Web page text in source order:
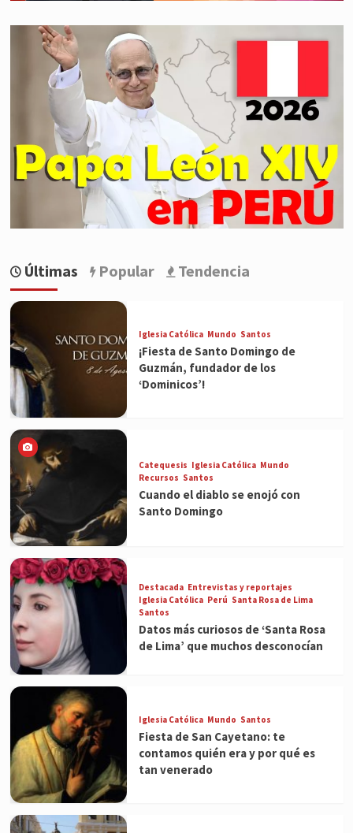
Últimas Popular Tendencia
Iglesia Católica Mundo Santos
¡Fiesta de Santo Domingo de
Guzmán, fundador de los
‘Dominicos’!
Catequesis Iglesia Católica Mundo
Recursos Santos
Cuando el diablo se enojó con
Santo Domingo
Destacada Entrevistas y reportajes
Iglesia Católica Perú Santa Rosa de Lima
Santos
Datos más curiosos de ‘Santa Rosa
de Lima’ que muchos desconocían
Iglesia Católica Mundo Santos
Fiesta de San Cayetano: te
contamos quién era y por qué es
tan venerado